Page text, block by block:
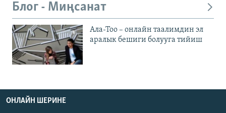
Блог - Миңсанат
Ала-Тоо – онлайн таалимдин эл
аралык бешиги болууга тийиш
ОНЛАЙН ШЕРИНЕ